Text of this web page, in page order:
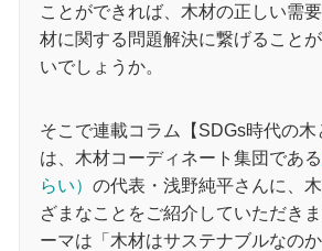
ことができれば、木材の正しい需
材に関する問題解決に繋げること
いでしょうか。
そこで連載コラム【SDGs時代の
は、木材コーディネート集団である
らい） の代表・浅野純平さんに、
ざまなことをご紹介していただき
ーマは「木材はサステナブルなのか